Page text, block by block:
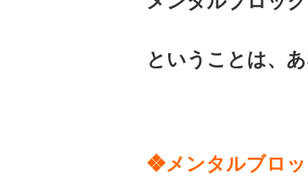
ということは、
❖メンタルブロ